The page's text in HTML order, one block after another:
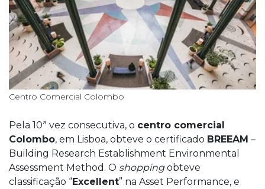
Centro Comercial Colombo
Pela 10ª vez consecutiva, o centro comercial
Colombo, em Lisboa, obteve o certificado BREEAM –
Building Research Establishment Environmental
Assessment Method. O shoppingobteve
classificação “Excellent” na Asset Performance, e